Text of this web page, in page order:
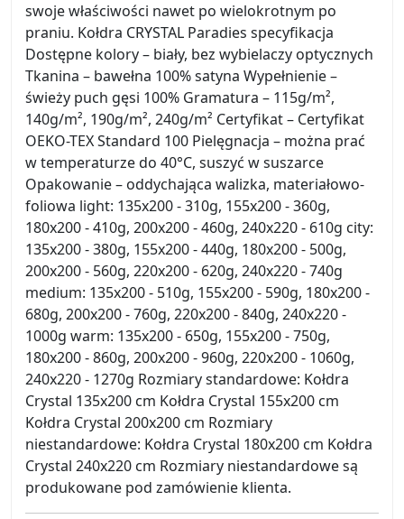
swoje właściwości nawet po wielokrotnym po
praniu. Kołdra CRYSTAL Paradies specyfikacja
Dostępne kolory – biały, bez wybielaczy optycznych
Tkanina – bawełna 100% satyna Wypełnienie –
świeży puch gęsi 100% Gramatura – 115g/m²,
140g/m², 190g/m², 240g/m² Certyfikat – Certyfikat
OEKO-TEX Standard 100 Pielęgnacja – można prać
w temperaturze do 40°C, suszyć w suszarce
Opakowanie – oddychająca walizka, materiałowo-
foliowa light: 135x200 - 310g, 155x200 - 360g,
180x200 - 410g, 200x200 - 460g, 240x220 - 610g city:
135x200 - 380g, 155x200 - 440g, 180x200 - 500g,
200x200 - 560g, 220x200 - 620g, 240x220 - 740g
medium: 135x200 - 510g, 155x200 - 590g, 180x200 -
680g, 200x200 - 760g, 220x200 - 840g, 240x220 -
1000g warm: 135x200 - 650g, 155x200 - 750g,
180x200 - 860g, 200x200 - 960g, 220x200 - 1060g,
240x220 - 1270g Rozmiary standardowe: Kołdra
Crystal 135x200 cm Kołdra Crystal 155x200 cm
Kołdra Crystal 200x200 cm Rozmiary
niestandardowe: Kołdra Crystal 180x200 cm Kołdra
Crystal 240x220 cm Rozmiary niestandardowe są
produkowane pod zamówienie klienta.